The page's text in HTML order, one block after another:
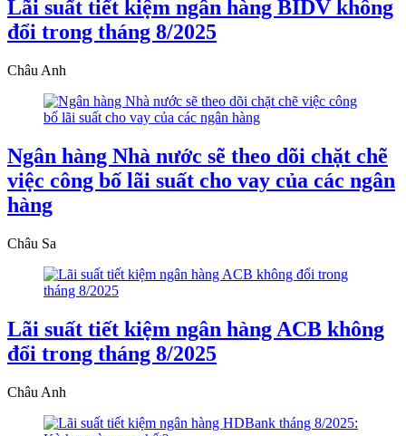
Lãi suất tiết kiệm ngân hàng BIDV không
đổi trong tháng 8/2025
Châu Anh
Ngân hàng Nhà nước sẽ theo dõi chặt chẽ
việc công bố lãi suất cho vay của các ngân
hàng
Châu Sa
Lãi suất tiết kiệm ngân hàng ACB không
đổi trong tháng 8/2025
Châu Anh